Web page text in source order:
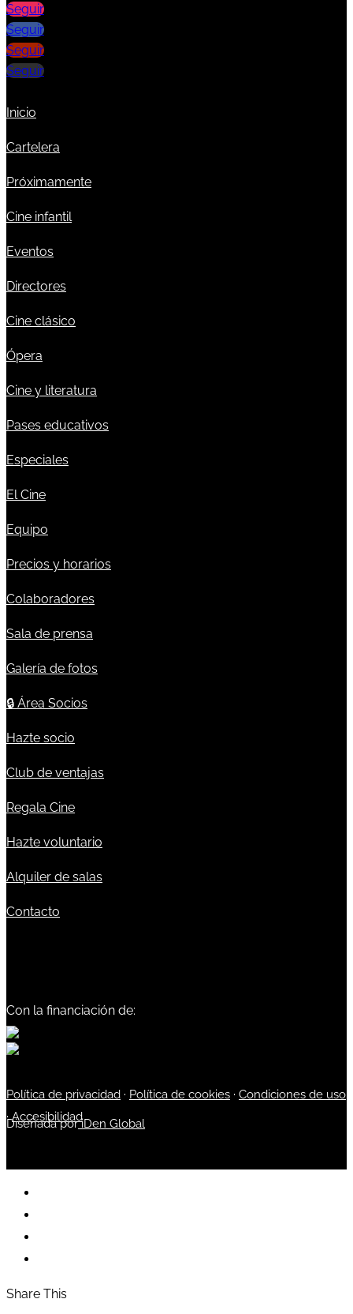
Seguir
Seguir
Seguir
Seguir
Inicio
Cartelera
Próximamente
Cine infantil
Eventos
Directores
Cine clásico
Ópera
Cine y literatura
Pases educativos
Especiales
El Cine
Equipo
Precios y horarios
Colaboradores
Sala de prensa
Galería de fotos
🔒 Área Socios
Hazte socio
Club de ventajas
Regala Cine
Hazte voluntario
Alquiler de salas
Contacto
Con la financiación de:
Política de privacidad · Política de cookies · Condiciones de uso
·Accesibilidad
Diseñada poriDen Global
Share This